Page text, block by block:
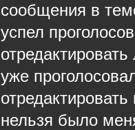
сообщения в
успел
уже
нельзя было